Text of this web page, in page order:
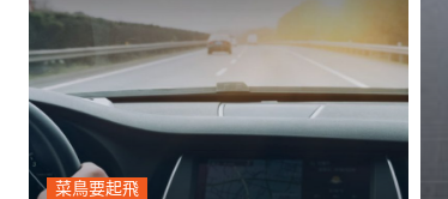
菜鳥要起飛